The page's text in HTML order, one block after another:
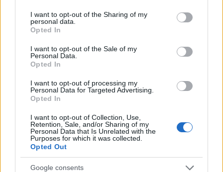
not limited to your visit or usage behaviour. You may click to
grant or deny consent to Google and its third-party tags to
use your data for below specified purposes in below Google
consent section.
I want to opt-out of the Sharing of my
personal data.
Opted In
I want to opt-out of the Sale of my
Personal Data.
Opted In
I want to opt-out of processing my
Personal Data for Targeted Advertising.
Opted In
I want to opt-out of Collection, Use,
Retention, Sale, and/or Sharing of my
Personal Data that Is Unrelated with the
Purposes for which it was collected.
Opted Out
Google consents